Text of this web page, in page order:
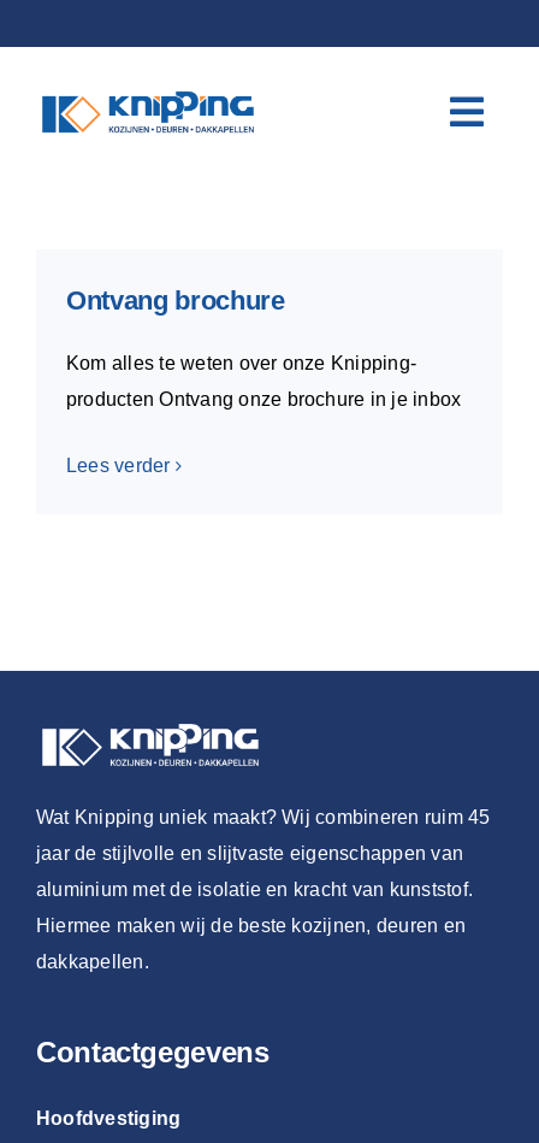
to
Ontvang brochure
Kom alles te weten over onze Knipping-
producten Ontvang onze brochure in je inbox
Lees verder
Wat Knipping uniek maakt? Wij combineren ruim 45
jaar de stijlvolle en slijtvaste eigenschappen van
aluminium met de isolatie en kracht van kunststof.
Hiermee maken wij de beste kozijnen, deuren en
dakkapellen.
Contactgegevens
Hoofdvestiging